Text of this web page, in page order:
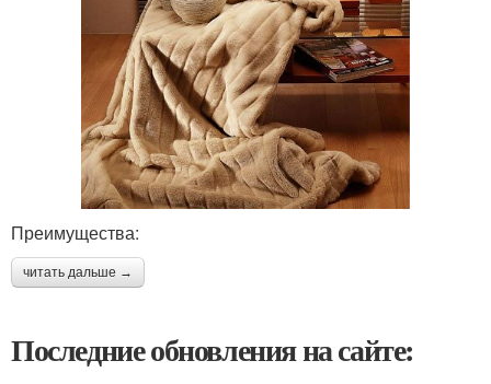
Преимущества:
читать дальше →
Последние обновления на сайте: